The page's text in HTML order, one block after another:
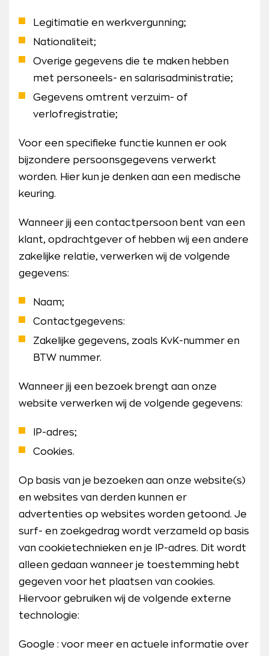
Legitimatie en werkvergunning;
Nationaliteit;
Overige gegevens die te maken hebben
met personeels- en salarisadministratie;
Gegevens omtrent verzuim- of
verlofregistratie;
Voor een specifieke functie kunnen er ook
bijzondere persoonsgegevens verwerkt
worden. Hier kun je denken aan een medische
keuring.
Wanneer jij een contactpersoon bent van een
klant, opdrachtgever of hebben wij een andere
zakelijke relatie, verwerken wij de volgende
gegevens:
Naam;
Contactgegevens:
Zakelijke gegevens, zoals KvK-nummer en
BTW nummer.
Wanneer jij een bezoek brengt aan onze
website verwerken wij de volgende gegevens:
IP-adres;
Cookies.
Op basis van je bezoeken aan onze website(s)
en websites van derden kunnen er
advertenties op websites worden getoond. Je
surf- en zoekgedrag wordt verzameld op basis
van cookietechnieken en je IP-adres. Dit wordt
alleen gedaan wanneer je toestemming hebt
gegeven voor het plaatsen van cookies.
Hiervoor gebruiken wij de volgende externe
technologie:
Google : voor meer en actuele informatie over